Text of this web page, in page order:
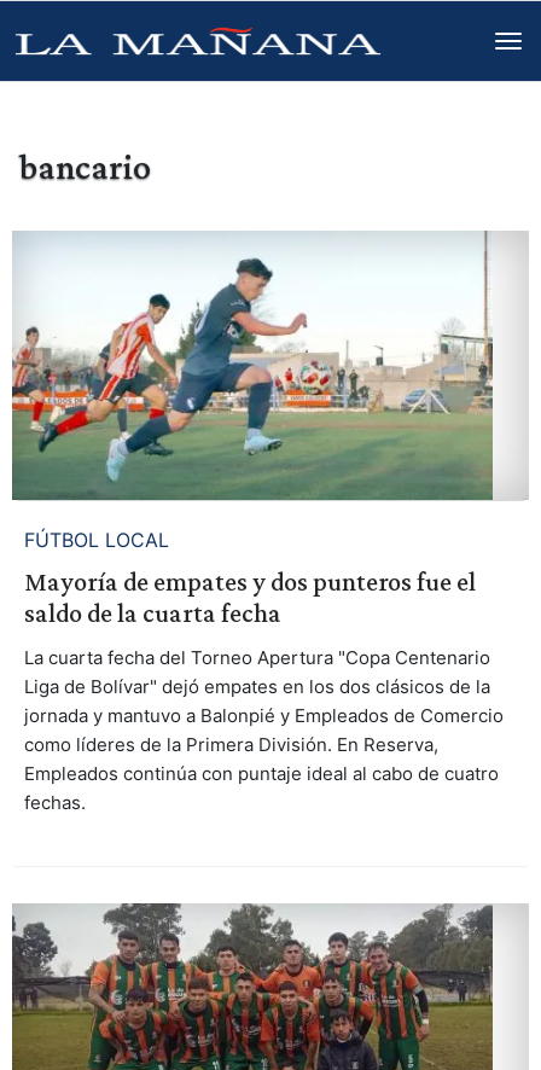
bancario
FÚTBOL LOCAL
Mayoría de empates y dos punteros fue el
saldo de la cuarta fecha
La cuarta fecha del Torneo Apertura "Copa Centenario
Liga de Bolívar" dejó empates en los dos clásicos de la
jornada y mantuvo a Balonpié y Empleados de Comercio
como líderes de la Primera División. En Reserva,
Empleados continúa con puntaje ideal al cabo de cuatro
fechas.